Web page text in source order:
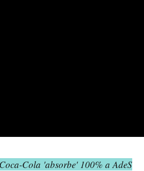
Coca-Cola 'absorbe' 100% a AdeS